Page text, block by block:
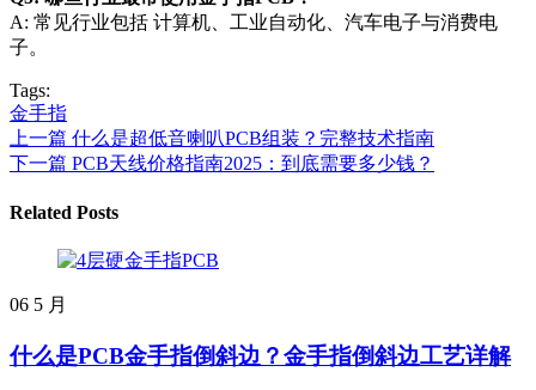
A: 常见行业包括 计算机、工业自动化、汽车电子与消费电
子。
Tags:
金手指
上一篇 什么是超低音喇叭PCB组装？完整技术指南
下一篇 PCB天线价格指南2025：到底需要多少钱？
Related Posts
06 5 月
什么是PCB金手指倒斜边？金手指倒斜边工艺详解